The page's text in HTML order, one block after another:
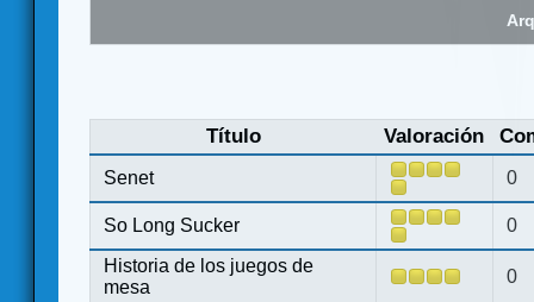
Título Valoración
Senet 0
So Long Sucker
0
Historia de los juegos de
mesa
0